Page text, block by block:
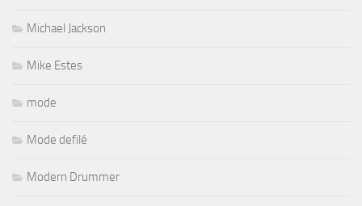
Michael Jackson
Mike Estes
mode
Mode defilé
Modern Drummer